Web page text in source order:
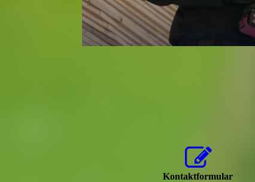
Kontaktformular